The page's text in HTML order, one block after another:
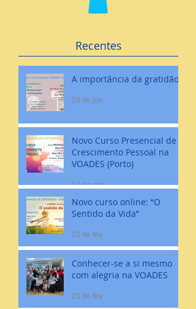
Recentes
A importância da gratidão
29 de jun.
Novo Curso Presencial de
Crescimento Pessoal na
VOADES (Porto)
12 de abr.
Novo curso online: “O
Sentido da Vida”
22 de fev.
Conhecer-se a si mesmo
com alegria na VOADES
20 de fev.